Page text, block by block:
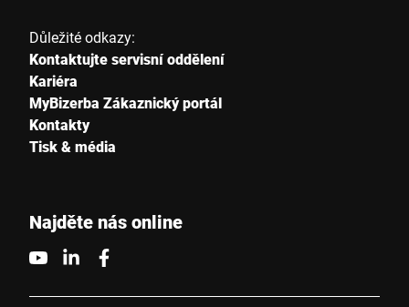
Důležité odkazy:
Kontaktujte servisní oddělení
Kariéra
MyBizerba Zákaznický portál
Kontakty
Tisk & média
Najděte nás online